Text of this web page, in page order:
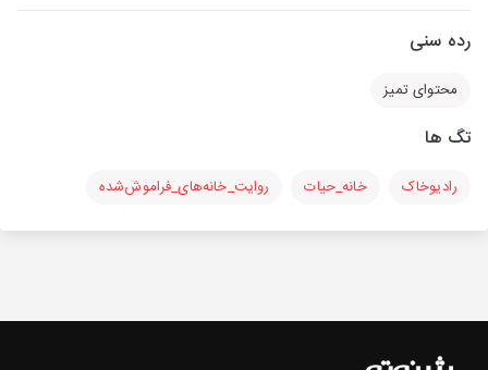
رده سنی
محتوای تمیز
تگ ها
رادیوخاک خانه_حیات روایت_خانه‌های_فراموش‌شده